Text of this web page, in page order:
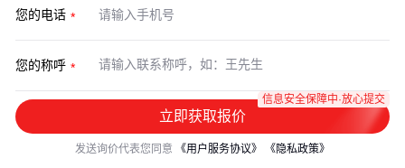
您的电话
您的称呼
立即获取报价
信息安全保障中·放心提交
发送询价代表您同意 《用户服务协议》 《隐私政策》